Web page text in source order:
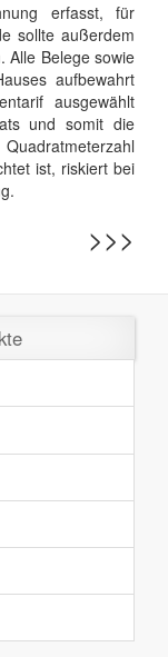
erfasst, für
sollte außerdem
Alle Belege sowie
aufbewahrt
ausgewählt
und somit die
ist, riskiert bei
>>>